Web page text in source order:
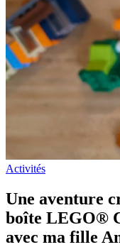
Activités
Une aventure
boîte LEGO®
avec ma fille